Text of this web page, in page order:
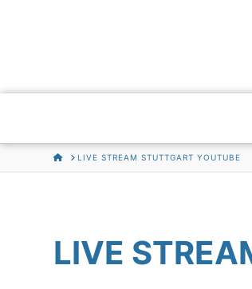
HOMELIVE STREAM STUTTGART YOUTUBE
LIVE